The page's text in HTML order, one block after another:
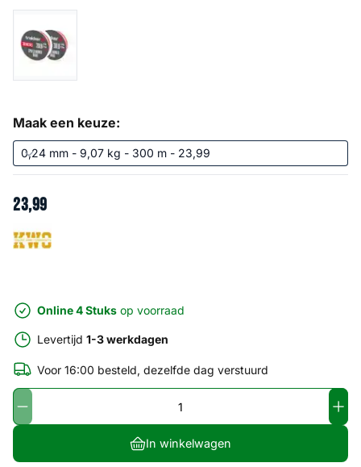
Maak een keuze:
23,99
Online 4 Stuks op voorraad
Levertijd 1-3 werkdagen
Voor 16:00 besteld, dezelfde dag verstuurd
In winkelwagen